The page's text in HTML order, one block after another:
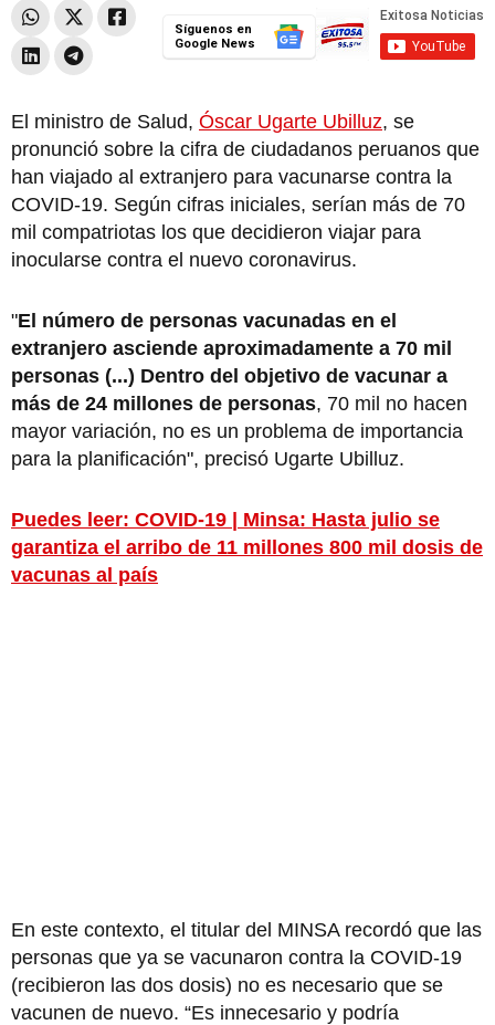
Síguenos en
Google News
El ministro de Salud, Óscar Ugarte Ubilluz, se
pronunció sobre la cifra de ciudadanos peruanos que
han viajado al extranjero para vacunarse contra la
COVID-19. Según cifras iniciales, serían más de 70
mil compatriotas los que decidieron viajar para
inocularse contra el nuevo coronavirus.
"El número de personas vacunadas en el
extranjero asciende aproximadamente a 70 mil
personas (...) Dentro del objetivo de vacunar a
más de 24 millones de personas, 70 mil no hacen
mayor variación, no es un problema de importancia
para la planificación", precisó Ugarte Ubilluz.
Puedes leer: COVID-19 | Minsa: Hasta julio se
garantiza el arribo de 11 millones 800 mil dosis de
vacunas al país
En este contexto, el titular del MINSA recordó que las
personas que ya se vacunaron contra la COVID-19
(recibieron las dos dosis) no es necesario que se
vacunen de nuevo. “Es innecesario y podría